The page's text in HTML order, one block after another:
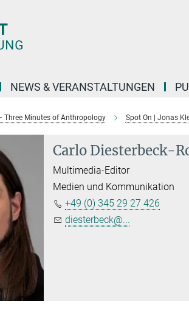
NEWS & VERANSTALTUNGEN
Three Minutes of Anthropology Spot On | Jonas
Carlo Diesterbeck-
Multimedia-Editor
Medien und Kommunikation
+49 (0) 345 29 27 426
diesterbeck@...